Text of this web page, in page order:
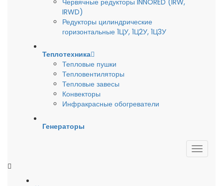
Червячные редукторы INNORED (IRW,
IRWD)
Редукторы цилиндрические
горизонтальные 1ЦУ, 1Ц2У, 1Ц3У
Теплотехника
Тепловые пушки
Тепловентиляторы
Тепловые завесы
Конвекторы
Инфракрасные обогреватели
Генераторы